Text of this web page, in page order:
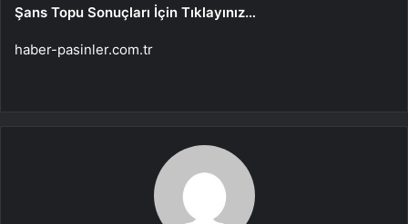
Şans Topu Sonuçları İçin Tıklayınız…
haber-pasinler.com.tr